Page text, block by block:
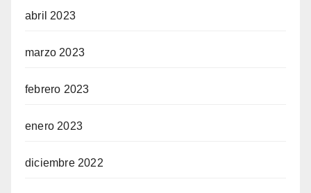
abril 2023
marzo 2023
febrero 2023
enero 2023
diciembre 2022